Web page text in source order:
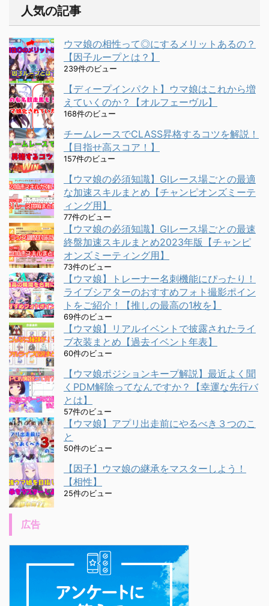
人気の記事
ウマ娘の相性って◎にするメリットあるの？
【因子ループとは？】
239件のビュー
【ディープインパクト】ウマ娘はこれから増
えていくのか？【オルフェーヴル】
168件のビュー
チームレースでCLASS昇格するコツを解説！
【目指せ高スコア！】
157件のビュー
【ウマ娘の必須知識】GⅠレース場ごとの最適
な加速スキルまとめ【チャンピオンズミーテ
ィング用】
77件のビュー
【ウマ娘の必須知識】GⅠレース場ごとの最速
終盤加速スキルまとめ2023年版【チャンピ
オンズミーティング用】
73件のビュー
【ウマ娘】トレーナー名刺機能にぴったり！
ライブシアターのおすすめフォト撮影ポイン
トをご紹介！【推しの最高の1枚を】
69件のビュー
【ウマ娘】リアルイベントで披露されたライ
ブ衣装まとめ【過去イベント年表】
60件のビュー
【ウマ娘ポジションキープ解説】最近よく聞
くPDM解除ってなんですか？【幸運な先行バ
とは】
57件のビュー
【ウマ娘】アプリ出走前にやるべき３つのこ
と
50件のビュー
【因子】ウマ娘の継承をマスターしよう！
【相性】
25件のビュー
広告